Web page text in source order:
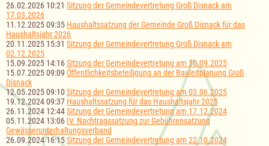
26.02.2026 10:21 Sitzung der Gemeindevertretung Groß Disnack am
17.03.2026
11.12.2025 09:35 Haushaltssatzung der Gemeinde Groß Disnack für das
Haushaltsjahr 2026
20.11.2025 15:31 Sitzung der Gemeindevertretung Groß Disnack am
02.12.2025
15.09.2025 14:16Sitzung der Gemeindevertretung am 30.09.2025
15.07.2025 09:09 Öffentlichkeitsbeteiligung an der Bauleitplanung Groß
Disnack
12.05.2025 09:10 Sitzung der Gemeindevertretung am 03.06.2025
19.12.2024 09:37 Haushaltssatzung für das Haushaltsjahr 2025
26.11.2024 12:44Sitzung der Gemeindevertretung am 17.12.2024
05.11.2024 13:06 IV. Nachtragssatzung zur Gebührensatzung
Gewässerunterhaltungsverband
26.09.2024 16:15Sitzung der Gemeindevertretung am 22.10.2024